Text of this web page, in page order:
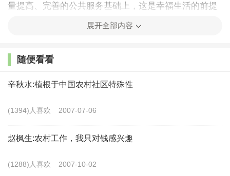
量提高、完善的公共服务基础上，这是幸福生活的前提
和依据。在进入小康社会后，随着物质条件越来越丰
片面追求物质收入和不良消费会降低人们的幸福感。因
同时，突出精神需求的满足。幸福感作为一种主观感
好三对关系。
其一，要处理好劳动创造与享受的关系。
展开全部内容
随便看看
辛秋水:植根于中国农村社区特殊性
(1394)人喜欢 2007-07-06
赵枫生:农村工作，我只对钱感兴趣
(1288)人喜欢 2007-10-02